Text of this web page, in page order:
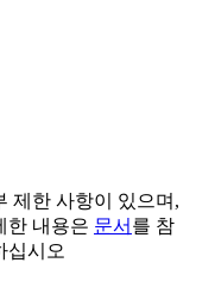
제한 사항이 있으며,
한 내용은 문서 를 참
십시오